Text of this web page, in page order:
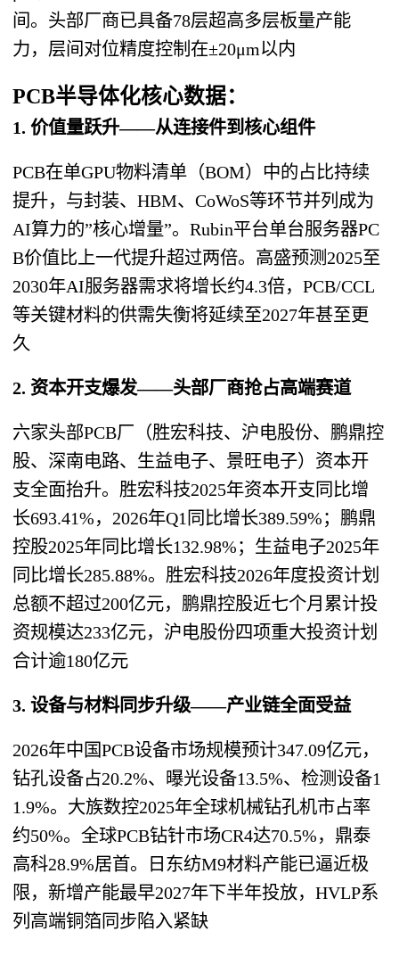
间。头部厂商已具备78层超高多层板量产能
力，层间对位精度控制在±20μm以内
PCB半导体化核心数据：
1. 价值量跃升——从连接件到核心组件
PCB在单GPU物料清单（BOM）中的占比持续
提升，与封装、HBM、CoWoS等环节并列成为
AI算力的”核心增量”。Rubin平台单台服务器PC
B价值比上一代提升超过两倍。高盛预测2025至
2030年AI服务器需求将增长约4.3倍，PCB/CCL
等关键材料的供需失衡将延续至2027年甚至更
久
2. 资本开支爆发——头部厂商抢占高端赛道
六家头部PCB厂（胜宏科技、沪电股份、鹏鼎控
股、深南电路、生益电子、景旺电子）资本开
支全面抬升。胜宏科技2025年资本开支同比增
长693.41%，2026年Q1同比增长389.59%；鹏鼎
控股2025年同比增长132.98%；生益电子2025年
同比增长285.88%。胜宏科技2026年度投资计划
总额不超过200亿元，鹏鼎控股近七个月累计投
资规模达233亿元，沪电股份四项重大投资计划
合计逾180亿元
3. 设备与材料同步升级——产业链全面受益
2026年中国PCB设备市场规模预计347.09亿元，
钻孔设备占20.2%、曝光设备13.5%、检测设备1
1.9%。大族数控2025年全球机械钻孔机市占率
约50%。全球PCB钻针市场CR4达70.5%，鼎泰
高科28.9%居首。日东纺M9材料产能已逼近极
限，新增产能最早2027年下半年投放，HVLP系
列高端铜箔同步陷入紧缺